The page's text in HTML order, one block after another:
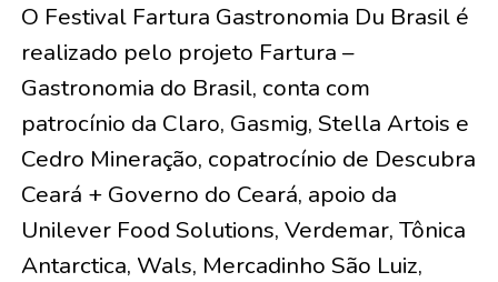
O Festival Fartura Gastronomia Du Brasil é
realizado pelo projeto Fartura –
Gastronomia do Brasil, conta com
patrocínio da Claro, Gasmig, Stella Artois e
Cedro Mineração, copatrocínio de Descubra
Ceará + Governo do Ceará, apoio da
Unilever Food Solutions, Verdemar, Tônica
Antarctica, Wals, Mercadinho São Luiz,